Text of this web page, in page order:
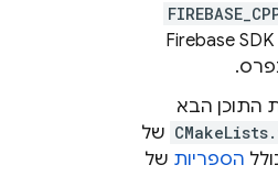
Firebase SDK
התוכן הבא
של
הספריות של